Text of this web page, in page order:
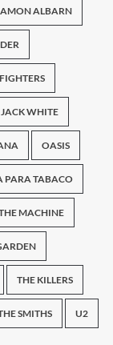
ALBARN
JACK WHITE
OASIS
PARA TABACO
MACHINE
THE KILLERS
SMITHS U2